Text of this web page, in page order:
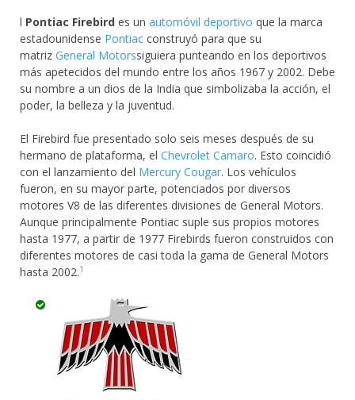
l Pontiac Firebird es un automóvil deportivo que la marca
estadounidense Pontiac construyó para que su
matriz General Motorssiguiera punteando en los deportivos
más apetecidos del mundo entre los años 1967 y 2002. Debe
su nombre a un dios de la India que simbolizaba la acción, el
poder, la belleza y la juventud.
El Firebird fue presentado solo seis meses después de su
hermano de plataforma, el Chevrolet Camaro. Esto coincidió
con el lanzamiento del Mercury Cougar. Los vehículos
fueron, en su mayor parte, potenciados por diversos
motores V8 de las diferentes divisiones de General Motors.
Aunque principalmente Pontiac suple sus propios motores
hasta 1977, a partir de 1977 Firebirds fueron construidos con
diferentes motores de casi toda la gama de General Motors
hasta 2002.1